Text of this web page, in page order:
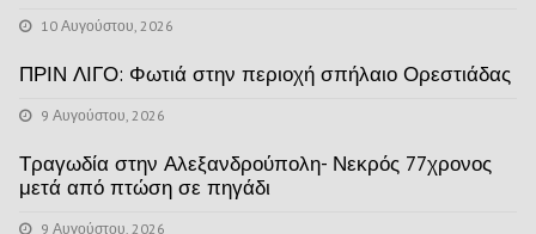
10 Αυγούστου, 2026
ΠΡΙΝ ΛΙΓΟ: Φωτιά στην περιοχή σπήλαιο Ορεστιάδας
9 Αυγούστου, 2026
Τραγωδία στην Αλεξανδρούπολη- Νεκρός 77χρονος
μετά από πτώση σε πηγάδι
9 Αυγούστου, 2026